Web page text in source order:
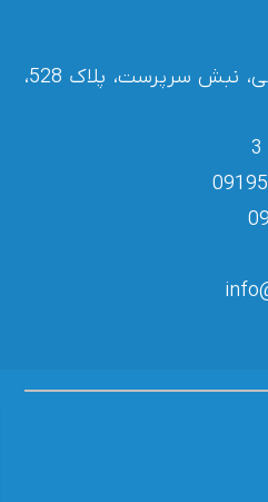
تهران، خیابان طالقانی غربی، نبش سرپرست، پلاک 528،